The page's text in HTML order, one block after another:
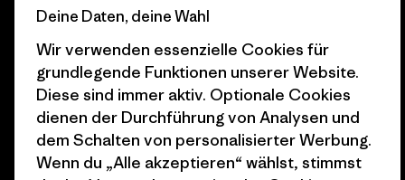
Nähe
© 2026 Patagonia, Inc. All Rights Reserved.
Deine Daten, deine Wahl
Wir verwenden essenzielle Cookies für
grundlegende Funktionen unserer Website.
Diese sind immer aktiv. Optionale Cookies
dienen der Durchführung von Analysen und
dem Schalten von personalisierter Werbung.
Wenn du „Alle akzeptieren“ wählst, stimmst